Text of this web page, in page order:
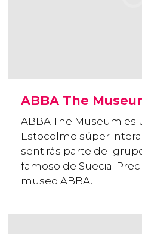
ABBA The
ABBA The Museum es
Estocolmo súper
sentirás parte del
famoso de Suecia.
museo ABBA.